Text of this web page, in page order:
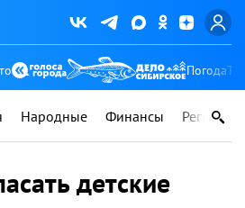
Погода
Народные Финансы Регионы
детские